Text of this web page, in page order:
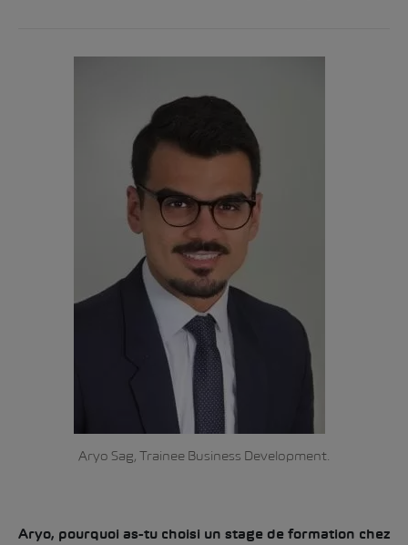
Aryo Sag, Trainee Business Development.
Aryo, pourquoi as-tu choisi un stage de formation chez